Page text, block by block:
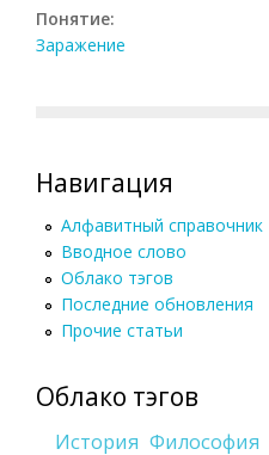
Понятие:
Заражение
Навигация
Алфавитный справочник
Вводное слово
Облако тэгов
Последние обновления
Прочие статьи
Облако тэгов
История Философия